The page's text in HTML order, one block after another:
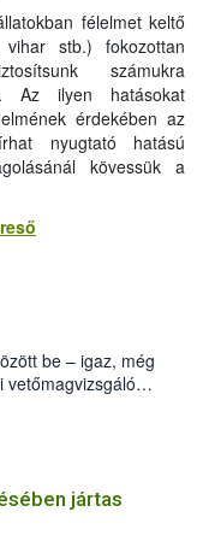
félelmet keltő
stb.) fokozottan
számukra
Az ilyen hatásokat
érdekében az
nyugtató hatású
kövessük a
be – igaz, még
vetőmagvizsgáló
Győző által
jártas